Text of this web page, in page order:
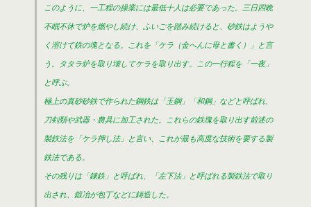
このように、一工程の操業には最低十人は必要であった。三日四晩
不眠不休で炉を燃やし続け、ふいごを踏み続けると、砂鉄はようや
く溶けて鉄の塊となる。これを「ケラ（金へんに母と書く）」と言
う。タタラ炉を取り壊してケラを取り出す。この一行程を「一夜」
と呼ぶ。
極上の真砂砂鉄で作られた鋼鉄は「玉鋼」「和鋼」などと呼ばれ、
刀剣類や武器・農具に加工された。これらの鉄塊を取り出す前述の
製鉄法を「ケラ押し法」と言い、これが最も高度な技術を要する製
鉄法である。
その残りは「錬鉄」と呼ばれ、「左下法」と呼ばれる製鉄法で取り
出され、鍛冶が包丁などに鋳造した。